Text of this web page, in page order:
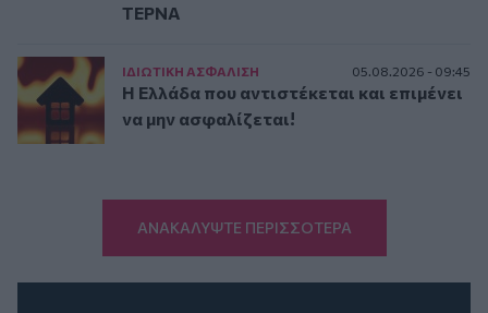
ΤΕΡΝΑ
ΙΔΙΩΤΙΚΗ ΑΣΦAΛΙΣΗ 05.08.2026 - 09:45
Η Ελλάδα που αντιστέκεται και επιμένει
να μην ασφαλίζεται!
ΑΝΑΚΑΛΥΨΤΕ ΠΕΡΙΣΣΟΤΕΡΑ